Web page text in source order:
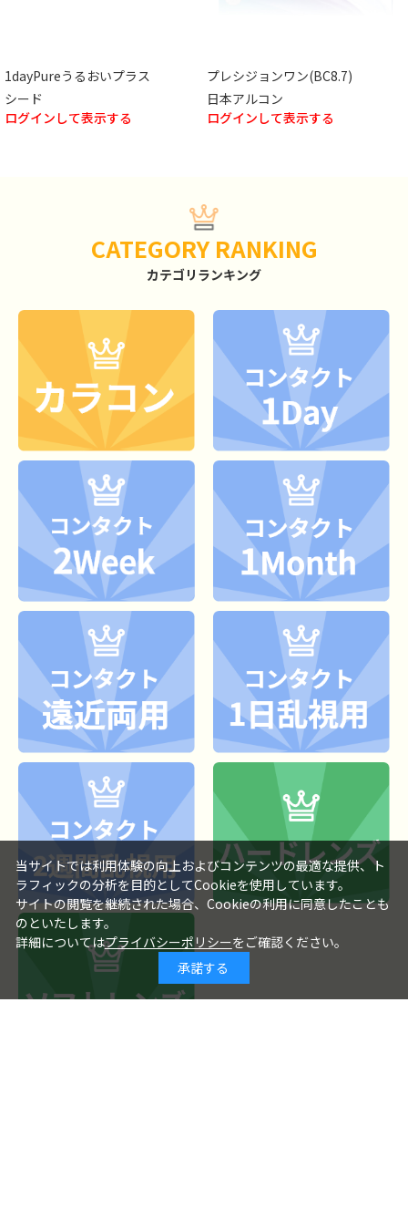
1dayPureうるおいプラス
シード
ログインして表示する
プレシジョンワン(BC8.7)
日本アルコン
ログインして表示する
CATEGORY RANKING
カテゴリランキング
当サイトでは利用体験の向上およびコンテンツの最適な提供、ト
ラフィックの分析を目的としてCookieを使用しています。
サイトの閲覧を継続された場合、Cookieの利用に同意したことも
のといたします。
詳細についてはプライバシーポリシーをご確認ください。
承諾する